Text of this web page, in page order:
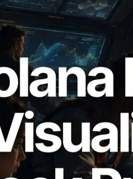
เปิดตัว Solana Block
เวลาการผลิตบล็อก
เดเตอร์ที่รับผิดชอบ